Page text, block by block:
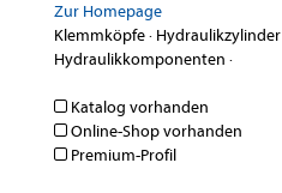
Zur Homepage
Klemmköpfe· Hydraulikzylinder
Hydraulikkomponenten ·
Katalog vorhanden
Online-Shop vorhanden
Premium-Profil